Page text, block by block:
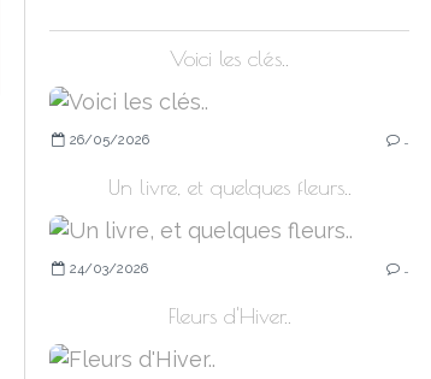
Voici les clés..
26/05/2026
Un livre, et quelques fleurs..
24/03/2026
Fleurs d'Hiver..